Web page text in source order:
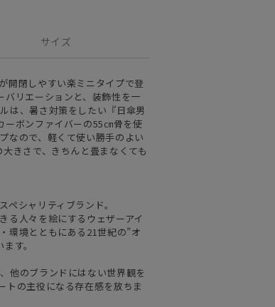
サイズ
開閉しやすい楽ミニタイプで登
リエーションと、装飾性を一
は、暑さ対策をしたい『日傘男
ボンファイバーの55㎝骨を使
なので、軽くて使い勝手のよい
きさで、きちんと畳まなくても
ペシャリティブランド。
る人々を絵にするウェザーアイ
環境とともにある21世紀の”オ
す。
他のブランドにはない世界観を
トの主役になる存在感を放ちま